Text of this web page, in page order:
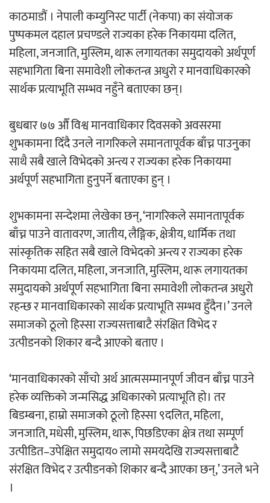
हलमा छैन ‘गौँथली’को टिकट
मुक्तकसङ्ग्रह लोकार्पण
‘दुर्गा’ निर्माण गर्दै सम्राट
चलचित्र ‘माया भनेकै यस्तो होला’को शीर्ष गीत
सार्वजनिक
काठमाडौं । नेपाली कम्युनिस्ट पार्टी (नेकपा) का संयोजक
पुष्पकमल दहाल प्रचण्डले राज्यका हरेक निकायमा दलित,
महिला, जनजाति, मुस्लिम, थारू लगायतका समुदायको अर्थपूर्ण
सहभागिता बिना समावेशी लोकतन्त्र अधुरो र मानवाधिकारको
सार्थक प्रत्याभूति सम्भव नहुँने बताएका छन्।
बुधबार ७७ औँ विश्व मानवाधिकार दिवसको अवसरमा
शुभकामना दिँदै उनले नागरिकले समानतापूर्वक बाँच्न पाउनुका
साथै सबै खाले विभेदको अन्त्य र राज्यका हरेक निकायमा
अर्थपूर्ण सहभागिता हुनुपर्ने बताएका हुन् ।
शुभकामना सन्देशमा लेखेका छन्, ‘नागरिकले समानतापूर्वक
बाँच्न पाउने वातावरण, जातीय, लैङ्गिक, क्षेत्रीय, धार्मिक तथा
सांस्कृतिक सहित सबै खाले विभेदको अन्त्य र राज्यका हरेक
निकायमा दलित, महिला, जनजाति, मुस्लिम, थारू लगायतका
समुदायको अर्थपूर्ण सहभागिता बिना समावेशी लोकतन्त्र अधुरो
रहन्छ र मानवाधिकारको सार्थक प्रत्याभूति सम्भव हुँदैन।’ उनले
समाजको ठूलो हिस्सा राज्यसत्ताबाटै संरक्षित विभेद र
उत्पीडनको शिकार बन्दै आएको बताए ।
‘मानवाधिकारको साँचो अर्थ आत्मसम्मानपूर्ण जीवन बाँच्न पाउने
हरेक व्यक्तिको जन्मसिद्ध अधिकारको प्रत्याभूति हो। तर
बिडम्बना, हाम्रो समाजको ठूलो हिस्सा ९दलित, महिला,
जनजाति, मधेसी, मुस्लिम, थारू, पिछडिएका क्षेत्र तथा सम्पूर्ण
उत्पीडित–उपेक्षित समुदाय० लामो समयदेखि राज्यसत्ताबाटै
संरक्षित विभेद र उत्पीडनको शिकार बन्दै आएका छन्,’ उनले भने
।